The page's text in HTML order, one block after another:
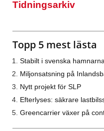
Tidningsarkiv
Topp 5 mest lästa
Stabilt i svenska hamnarna
Miljonsatsning på
Nytt projekt för SLP
Efterlyses: säkrare
Greencarrier växer på